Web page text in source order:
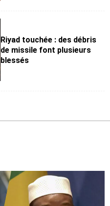
Riyad touchée : des débris
de missile font plusieurs
blessés